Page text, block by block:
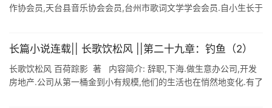
作协会员,天台县音乐协会会员,台州市歌词文学学会会员.自小生长于
长篇小说连载|| 长歌饮松风 ||第二十九章：钓鱼（2）
长歌饮松风 百荷踪影 著 内容简介: 辞职,下海.做生意办公司,开发
房地产.公司从第一桶金到小有规模,他们的生活也在悄然地变化.有了